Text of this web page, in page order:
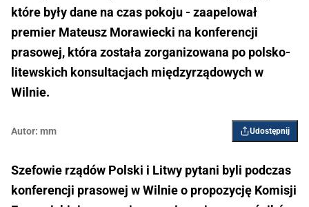
które były dane na czas pokoju - zaapelował
premier Mateusz Morawiecki na konferencji
prasowej, która została zorganizowana po polsko-
litewskich konsultacjach międzyrządowych w
Wilnie.
Autor: mm Udostępnij
Szefowie rządów Polski i Litwy pytani byli podczas
konferencji prasowej w Wilnie o propozycję Komisji